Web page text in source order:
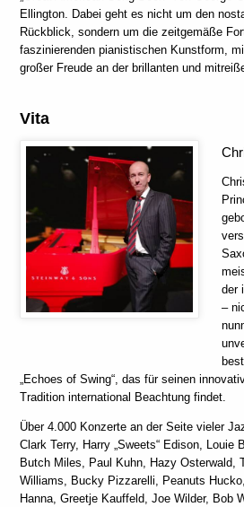
Ellington. Dabei geht es nicht um den
Rückblick, sondern um die zeitgemäße
faszinierenden pianistischen Kunstform,
großer Freude an der brillanten und
Vita
der
–
„Echoes of Swing“, das für seinen
Tradition international Beachtung findet.
Über 4.000 Konzerte an der Seite vieler
Clark Terry, Harry „Sweets“ Edison, Louie
Butch Miles, Paul Kuhn, Hazy Osterwald,
Williams, Bucky Pizzarelli, Peanuts
Hanna, Greetje Kauffeld, Joe Wilder, Bob